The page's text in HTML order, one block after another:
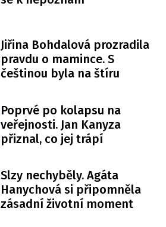
Jiřina Bohdalová prozradila
pravdu o mamince. S
češtinou byla na štíru
Poprvé po kolapsu na
veřejnosti. Jan Kanyza
přiznal, co jej trápí
Slzy nechyběly. Agáta
Hanychová si připomněla
zásadní životní moment